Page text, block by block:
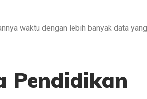
waktu dengan lebih banyak data yang
Pendidikan